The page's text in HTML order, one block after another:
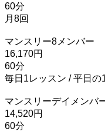
60分
月8回
マンスリー8メンバー
16,170円
60分
毎日1レッスン / 平日の
マンスリーデイメンバ
14,520円
60分